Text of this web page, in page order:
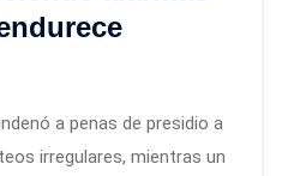
a penas de presidio a
irregulares, mientras un